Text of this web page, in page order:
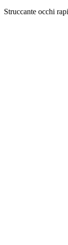
Struccante occhi